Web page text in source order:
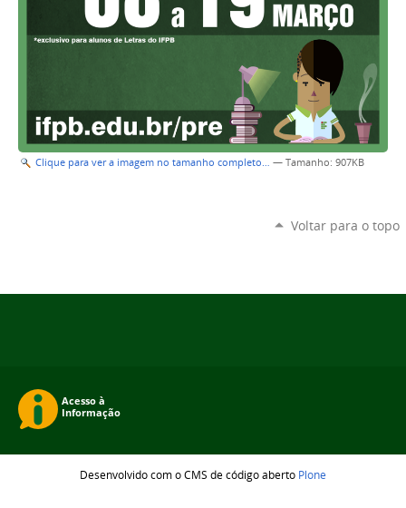
Clique para ver a imagem no tamanho completo… — Tamanho: 907KB
Voltar para o topo
Desenvolvido com o CMS de código aberto Plone